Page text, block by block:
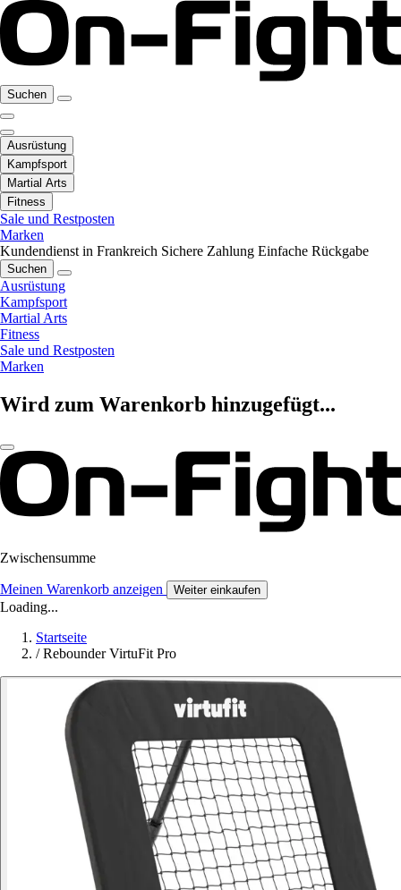
Suchen
Ausrüstung
Kampfsport
Martial Arts
Fitness
Sale und Restposten
Marken
Kundendienst in Frankreich Sichere Zahlung Einfache Rückgabe
Suchen
Ausrüstung
Kampfsport
Martial Arts
Fitness
Sale und Restposten
Marken
Wird zum Warenkorb hinzugefügt...
Zwischensumme
Meinen Warenkorb anzeigen Weiter einkaufen
Loading...
Startseite
/ Rebounder VirtuFit Pro